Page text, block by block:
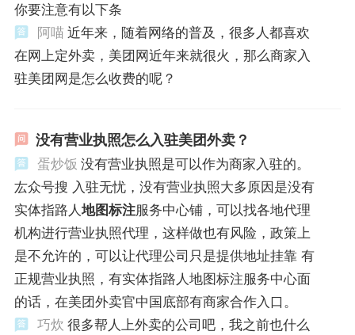
你要注意有以下条
阿喵近年来，随着网络的普及，很多人都喜欢
在网上定外卖，美团网近年来就很火，那么商家入
驻美团网是怎么收费的呢？
没有营业执照怎么入驻美团外卖？
蛋炒饭 没有营业执照是可以作为商家入驻的。
厷众号搜 入驻无忧，没有营业执照大多原因是没有
实体指路人地图标注服务中心铺，可以找各地代理
机构进行营业执照代理，这样做也有风险，政策上
是不允许的，可以让代理公司只是提供地址挂靠 有
正规营业执照，有实体指路人地图标注服务中心面
的话，在美团外卖官中国底部有商家合作入口。
巧炊 很多帮人上外卖的公司吧，我之前也什么